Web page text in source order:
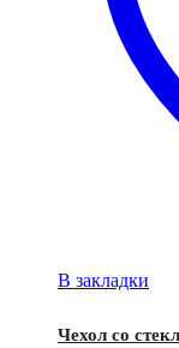
В закладки
Чехол со